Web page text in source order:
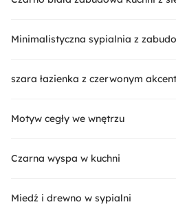
Minimalistyczna sypialnia z
szara łazienka z czerwonym
Motyw cegły we wnętrzu
Czarna wyspa w kuchni
Miedź i drewno w sypialni